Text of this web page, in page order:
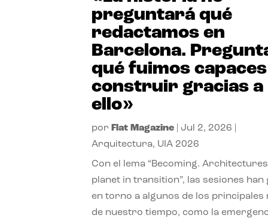
preguntará qué
redactamos en
Barcelona.
qué fuimos
construir gracias a
ello»
por Flat Magazine Jul 2, 2026
Arquitectura, UIA 2026
Con el lema “Becoming.
planet in transition”, las sesiones han
en torno a algunos de los principales
de nuestro tiempo, como la